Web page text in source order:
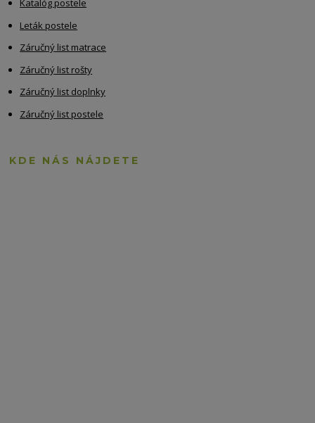
Katalóg postele
Leták postele
Záručný list matrace
Záručný list rošty
Záručný list doplnky
Záručný list postele
KDE NÁS NÁJDETE